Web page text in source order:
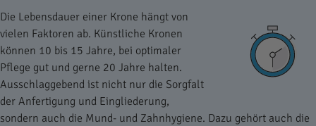
Die Lebensdauer einer Krone hängt von
vielen Faktoren ab. Künstliche Kronen
können 10 bis 15 Jahre, bei optimaler
Pflege gut und gerne 20 Jahre halten.
Ausschlaggebend ist nicht nur die Sorgfalt
der Anfertigung und Eingliederung,
sondern auch die Mund- und Zahnhygiene. Dazu gehört auch die